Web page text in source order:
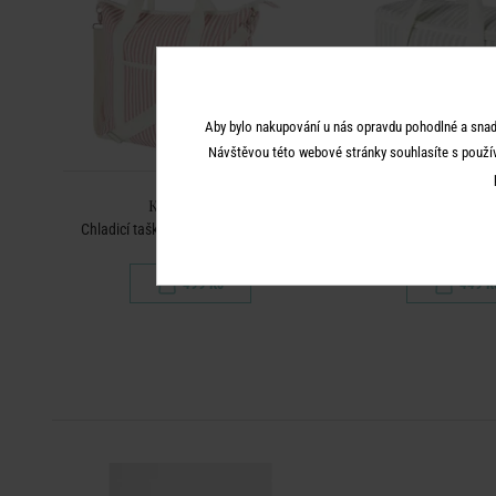
KEEP COOL
Chladicí taška velká - sv. růžová/bílá
499 Kč 449
Aby bylo nakupování u nás opravdu pohodlné a
Návštěvou této webové stránky souhlasíte s